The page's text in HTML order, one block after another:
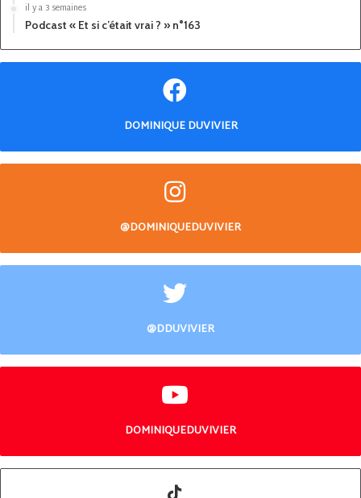
il y a 3 semaines
Podcast « Et si c’était vrai ? » n°163
DOMINIQUE DUVIVIER
@DOMINIQUEDUVIVIER
@DDUVIVIER
DOMINIQUEDUVIVIER